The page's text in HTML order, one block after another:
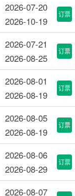
2026-07-20
2026-10-19
订票
2026-07-21
2026-08-25
订票
2026-08-01
2026-08-19
订票
2026-08-05
2026-08-19
订票
2026-08-06
2026-08-29
订票
2026-08-07